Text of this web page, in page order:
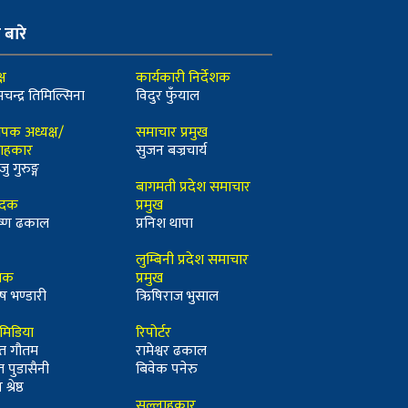
बारे
तिमिल्सिना
अध्यक्ष/
गुरुङ्ग
ढकाल
भण्डारी
गौतम
पुडासैनी
कार्यकारी निर्देशक
विदुर फुँयाल
समाचार प्रमुख
सुजन बज्रचार्य
बागमती प्रदेश समाचार
प्रमुख
प्रनिश थापा
लुम्बिनी प्रदेश समाचार
प्रमुख
ऋिषिराज भुसाल
रिपोर्टर
रामेश्वर ढकाल
बिवेक पनेरु